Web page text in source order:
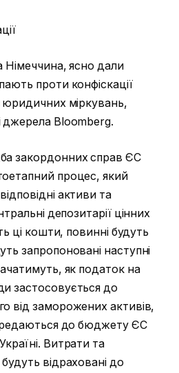
Німеччина, ясно дали
проти конфіскації
юридичних міркувань,
джерела Bloomberg.
закордонних справ ЄС
процес, який
активи та
депозитарії цінних
ці кошти, повинні будуть
запропоновані наступні
як податок на
застосовується до
від заморожених активів,
до бюджету ЄС
Витрати та
відраховані до